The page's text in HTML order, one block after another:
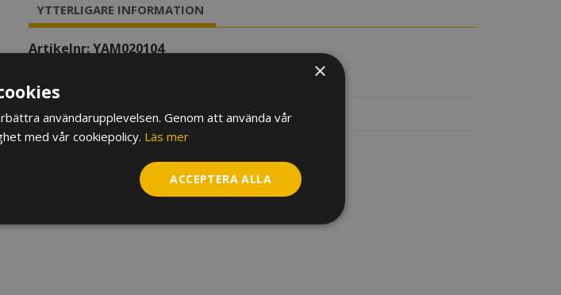
YTTERLIGARE INFORMATION
Artikelnr:YAM020104
Vikt 1,91 kg
×
användarupplevelsen. Genom att använda vår
med vår cookiepolicy. Läs mer
ACCEPTERA ALLA